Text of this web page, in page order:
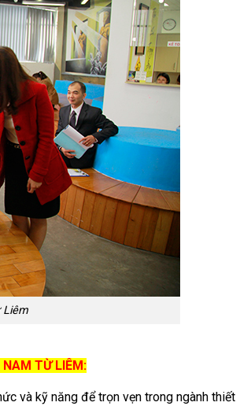
Liêm
NAM TỪ LIÊM:
và kỹ năng để trọn vẹn trong ngành thiết